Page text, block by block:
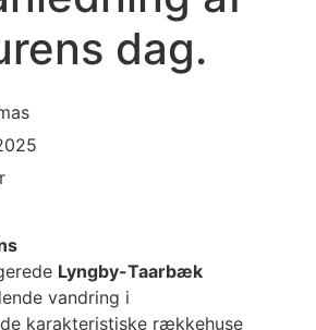
dag.
Lyngby-Taarbæk
vandring i
karakteristiske rækkehuse